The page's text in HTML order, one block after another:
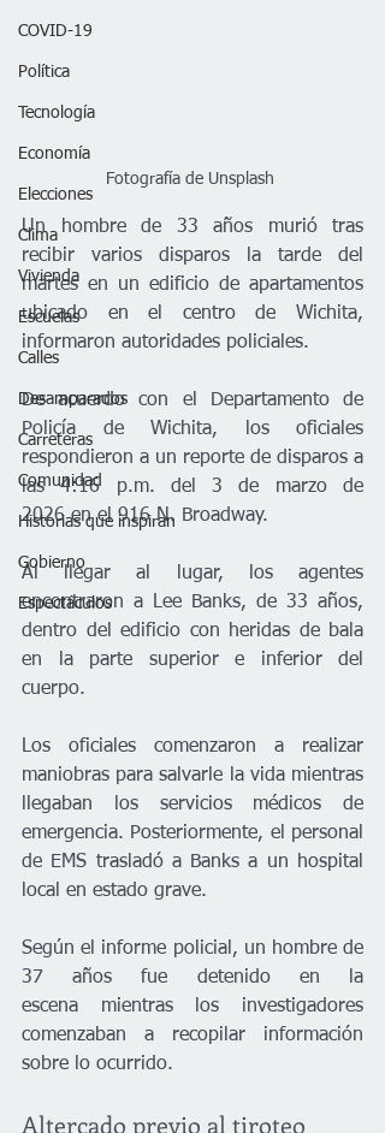
COVID-19
Política
Tecnología
Economía
Elecciones
Clima
Vivienda
Escuelas
Calles
Desamparados
Carreteras
Comunidad
Historias que inspiran
Gobierno
Espectáculos
Fotografía de Unsplash
Un hombre de 33 años murió tras
recibir varios disparos la tarde del
martes en un edificio de apartamentos
ubicado en el centro de Wichita,
informaron autoridades policiales.
De acuerdo con el Departamento de
Policía de Wichita, los oficiales
respondieron a un reporte de disparos a
las 4:16 p.m. del 3 de marzo de
2026 en el 916 N. Broadway.
Al llegar al lugar, los agentes
encontraron a Lee Banks, de 33 años,
dentro del edificio con heridas de bala
en la parte superior e inferior del
cuerpo.
Los oficiales comenzaron a realizar
maniobras para salvarle la vida mientras
llegaban los servicios médicos de
emergencia. Posteriormente, el personal
de EMS trasladó a Banks a un hospital
local en estado grave.
Según el informe policial, un hombre de
37 años fue detenido en la
escena mientras los investigadores
comenzaban a recopilar información
sobre lo ocurrido.
Altercado previo al tiroteo